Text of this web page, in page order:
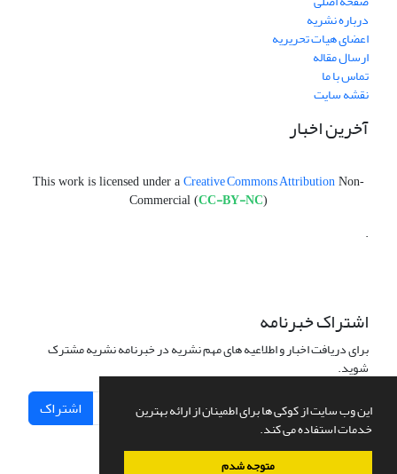
این وب سایت از کوکی ها برای اطمینان از ارائه بهترین
خدمات استفاده می کند.
متوجه شدم
درباره نشریه
اعضای هیات تحریریه
ارسال مقاله
تماس با ما
نقشه سایت
آخرین اخبار
This work is licensed under a Creative Commons Attribution Non-
Commercial (CC-BY-NC)
.
اشتراک خبرنامه
برای دریافت اخبار و اطلاعیه های مهم نشریه در خبرنامه نشریه مشترک
شوید.
اشتراک